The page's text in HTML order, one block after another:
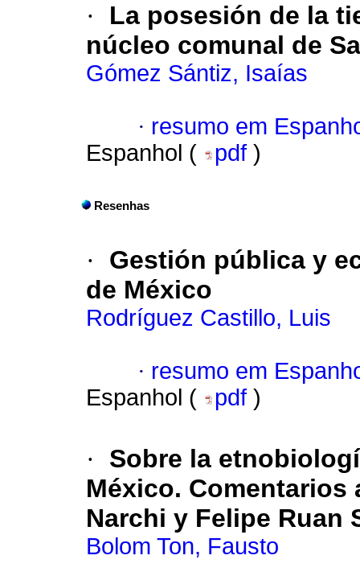
·
La posesión de la
núcleo comunal de
Gómez Sántiz, Isaías
· resumo em
Espanhol (
pdf )
Resenhas
·
Gestión pública y
de México
Rodríguez Castillo, Luis
· resumo em
Espanhol (
pdf )
·
Sobre la
México. Comentarios
Narchi y Felipe Ruan
Bolom Ton, Fausto